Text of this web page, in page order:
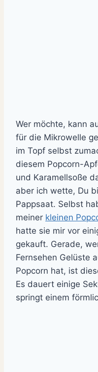
Wer möchte, kann
für die Mikrowelle
im Topf selbst
diesem Popcorn-
und Karamellsoße
aber ich wette, Du
Pappsaat. Selbst
meiner kleinen
hatte sie mir vor
gekauft. Gerade,
Fernsehen Gelüste
Popcorn hat, ist
Es dauert einige
springt einem